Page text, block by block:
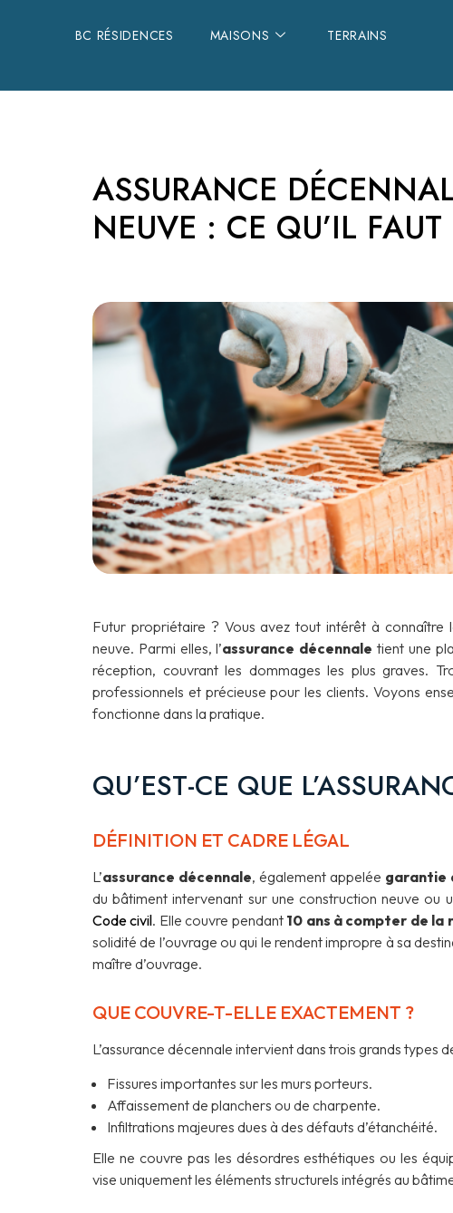
BC RÉSIDENCES MAISONS TERRAINS
BC RÉSIDENCES MAISONS TERRAINS
ASSURANCE
NEUVE : CE QU’IL
Futur propriétaire ? Vous avez tout intérêt à
neuve. Parmi elles, l’assurance décennale tient une
réception, couvrant les dommages les plus graves.
professionnels et précieuse pour les clients. Voyons
fonctionne dans la pratique.
QU’EST-CE QUE
DÉFINITION ET CADRE LÉGAL
L’assurance décennale, également appelée garantie
du bâtiment intervenant sur une construction neuve ou
Code civil. Elle couvre pendant 10 ans à compter de
solidité de l’ouvrage ou qui le rendent impropre à sa
maître d’ouvrage.
QUE COUVRE-T-ELLE EXACTEMENT ?
L’assurance décennale intervient dans trois grands types
Fissures importantes sur les murs porteurs.
Affaissement de planchers ou de charpente.
Infiltrations majeures dues à des défauts d’étanchéité.
Elle ne couvre pas les désordres esthétiques ou les
vise uniquement les éléments structurels intégrés au